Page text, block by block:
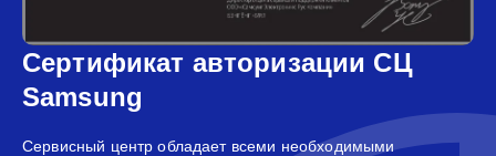
Сертификат авторизации СЦ
Samsung
Сервисный центр обладает всеми необходимыми